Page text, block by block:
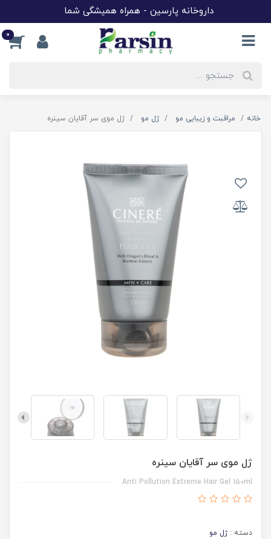
داروخانه پارسین - همراه همیشگی شما
0
خانه مراقبت و زیبایی مو ژل مو ژل موی سر آقایان سینره
ژل موی سر آقایان سینره
Anti Pollution Extreme Hair Gel 150ml
دسته : ژل مو